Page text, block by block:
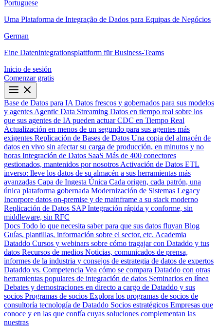
Portuguese
Uma Plataforma de Integração de Dados para Equipas de Negócios
German
Eine Datenintegrationsplattform für Business-Teams
Inicio de sesión
Comenzar gratis
Base de Datos para IA Datos frescos y gobernados para sus modelos
y agentes Agentic Data Streaming Datos en tiempo real sobre los
que sus agentes de IA pueden actuar CDC en Tiempo Real
Actualización en menos de un segundo para sus agentes más
exigentes Replicación de Bases de Datos Una copia del almacén de
datos en vivo sin afectar su carga de producción, en minutos y no
horas Integración de Datos SaaS Más de 400 conectores
gestionados, mantenidos por nosotros Activación de Datos ETL
inverso: lleve los datos de su almacén a sus herramientas más
avanzadas Capa de Ingesta Única Cada origen, cada patrón, una
única plataforma gobernada Modernización de Sistemas Legacy
Incorpore datos on-premise y de mainframe a su stack moderno
Replicación de Datos SAP Integración rápida y conforme, sin
middleware, sin RFC
Docs Todo lo que necesita saber para que sus datos fluyan Blog
Guías, plantillas, información sobre el sector, etc. Academia
Dataddo Cursos y webinars sobre cómo tragajar con Dataddo y tus
datos Recursos de medios Noticias, comunicados de prensa,
informes de la industria y consejos de estrategia de datos de expertos
Dataddo vs. Competencia Vea cómo se compara Dataddo con otras
herramientas populares de integración de datos Seminarios en línea
Debates y demostraciones en directo a cargo de Dataddo y sus
socios Programas de socios Explora los programas de socios de
consultoría tecnología de Dataddo Socios estratégicos Empresas que
conoce y en las que confía cuyas soluciones complementan las
nuestras